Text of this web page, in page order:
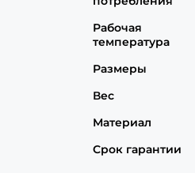
Рабочая
температура
Размеры
Вес
Материал
Срок гарантии